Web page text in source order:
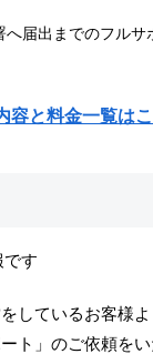
へ届出までのフル
容と料金一覧は
す
をしているお客様
ト」のご依頼をい